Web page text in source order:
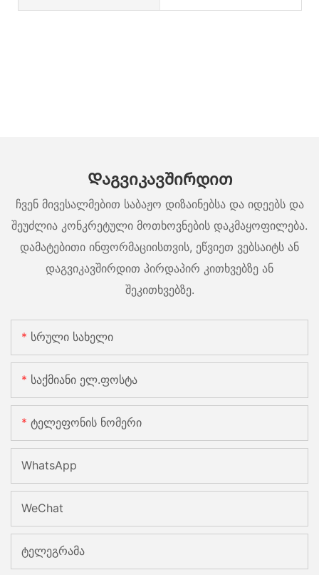
Დაგვიკავშირდით
ჩვენ მივესალმებით საბაჟო დიზაინებსა და იდეებს და
შეუძლია კონკრეტული მოთხოვნების დაკმაყოფილება.
დამატებითი ინფორმაციისთვის, ეწვიეთ ვებსაიტს ან
დაგვიკავშირდით პირდაპირ კითხვებზე ან
შეკითხვებზე.
Სრული Სახელი
Საქმიანი Ელ.ფოსტა
Ტელეფონის Ნომერი
WhatsApp
WeChat
Ტელეგრამა